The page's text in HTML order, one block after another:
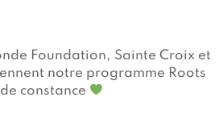
Foundation, Sainte Croix et
notre programme Roots
constance